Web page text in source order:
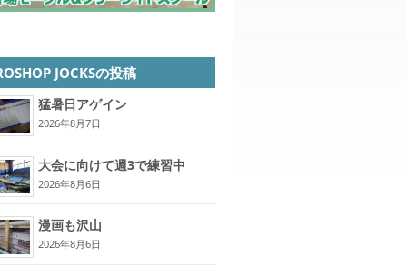
JOCKSの投稿
猛暑日アゲイン
2026年8月7日
大会に向けて週3で練習中
2026年8月6日
漫画も沢山
2026年8月6日